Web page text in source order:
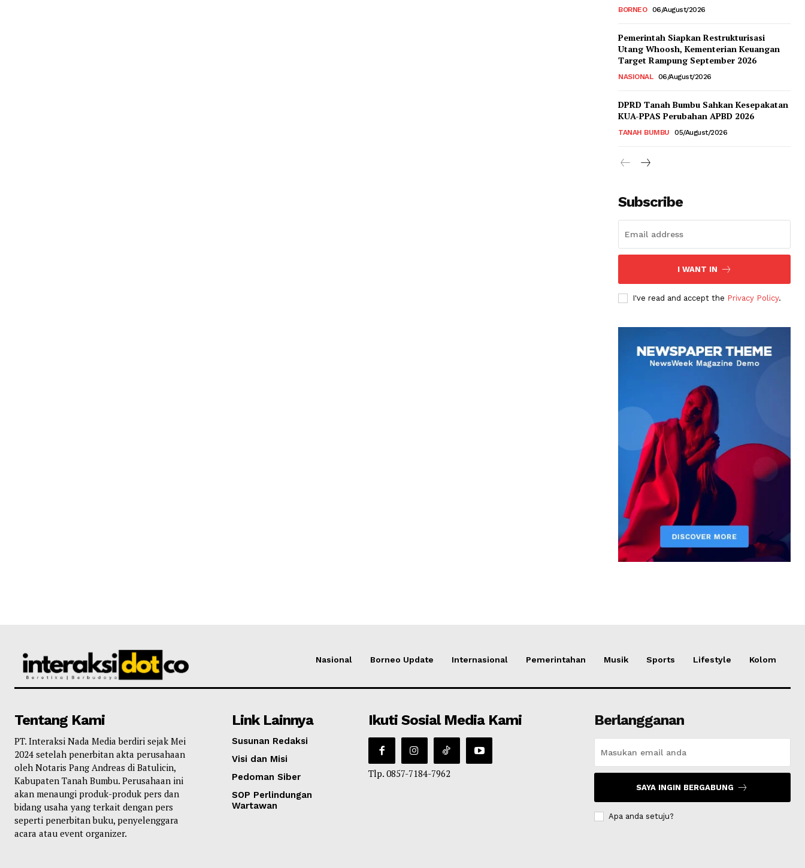
BORNEO 06/August/2026
Pemerintah Siapkan Restrukturisasi
Utang Whoosh, Kementerian Keuangan
Target Rampung September 2026
NASIONAL 06/August/2026
DPRD Tanah Bumbu Sahkan Kesepakatan
KUA-PPAS Perubahan APBD 2026
TANAH BUMBU 05/August/2026
Subscribe
I WANT IN
I've read and accept the Privacy Policy.
Nasional Borneo Update Internasional Pemerintahan Musik Sports Lifestyle Kolom
Tentang Kami
PT. Interaksi Nada Media berdiri sejak Mei
2024 setelah penerbitan akta perusahaan
oleh Notaris Pang Andreas di Batulicin,
Kabupaten Tanah Bumbu. Perusahaan ini
akan menaungi produk-produk pers dan
bidang usaha yang terkait dengan pers
seperti penerbitan buku, penyelenggara
acara atau event organizer.
Link Lainnya
Susunan Redaksi
Visi dan Misi
Pedoman Siber
SOP Perlindungan
Wartawan
Ikuti Sosial Media Kami
Tlp. 0857-7184-7962
Berlangganan
SAYA INGIN BERGABUNG
Apa anda setuju?